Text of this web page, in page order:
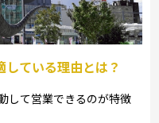
ている理由とは？
して営業できるのが特徴